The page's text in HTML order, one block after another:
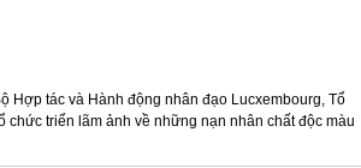
Hợp tác và Hành động nhân đạo Lucxembourg, Tổ
triển lãm ảnh về những nạn nhân chất độc màu